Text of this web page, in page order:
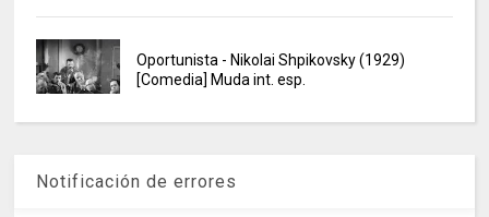
Oportunista - Nikolai Shpikovsky (1929)
[Comedia] Muda int. esp.
Notificación de errores